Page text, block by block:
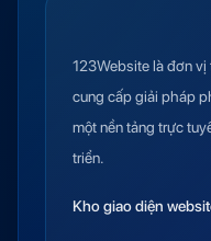
123Website là đơn
cung cấp giải pháp
một nền tảng trực
triển.
Kho giao diện